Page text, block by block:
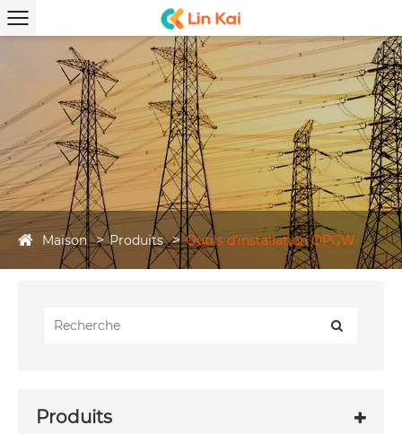
Maison Produits Outils d'installation OPGW
Produits